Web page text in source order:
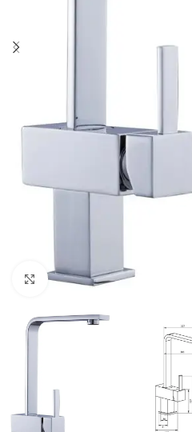
Click to enlarge